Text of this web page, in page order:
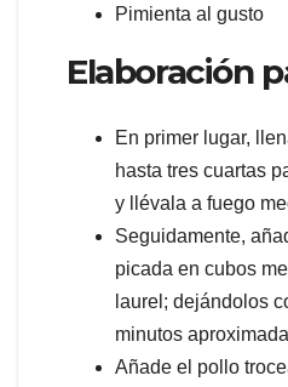
Pimienta al gusto
Elaboración
En primer lugar,
hasta tres cuartas
y llévala a fuego
Seguidamente,
picada en cubos
laurel; dejándolos
minutos
Añade el pollo